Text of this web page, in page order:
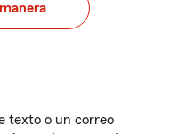
texto o un correo